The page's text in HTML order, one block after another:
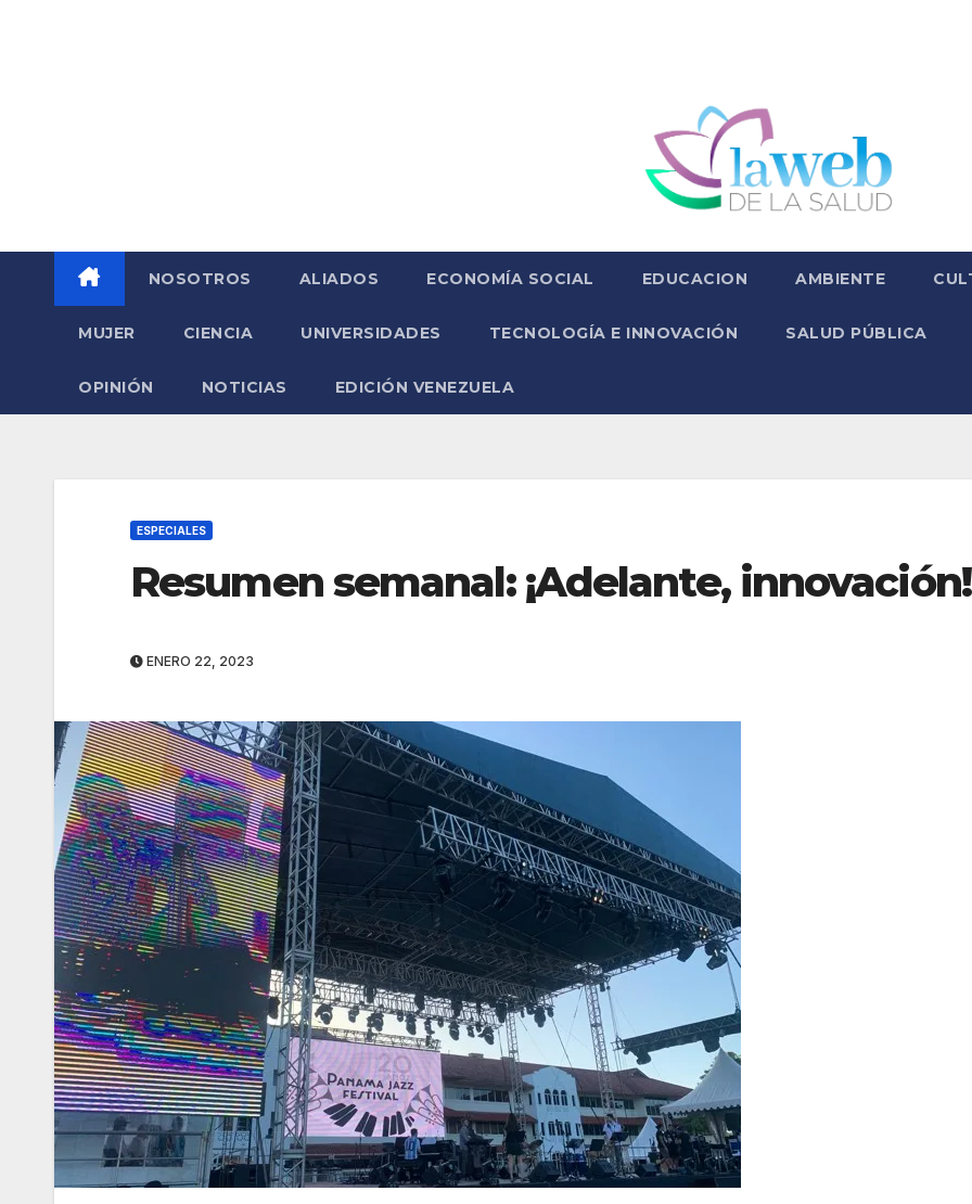
NOSOTROS ALIADOS ECONOMÍA SOCIAL EDUCACION AMBIENTE
MUJER CIENCIA UNIVERSIDADES TECNOLOGÍA E INNOVACIÓN SALUD PÚBLICA
OPINIÓN NOTICIAS EDICIÓN VENEZUELA
ESPECIALES
Resumen semanal: ¡Adelante, innovación!
ENERO 22, 2023